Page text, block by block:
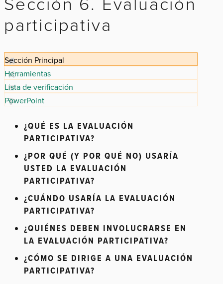
participativa
Sección Principal
Herramientas
Lista de verificación
PowerPoint
¿QUÉ ES LA EVALUACIÓN
PARTICIPATIVA?
¿POR QUÉ (Y POR QUÉ NO) USARÍA
USTED LA EVALUACIÓN
PARTICIPATIVA?
¿CUÁNDO USARÍA LA EVALUACIÓN
PARTICIPATIVA?
¿QUIÉNES DEBEN INVOLUCRARSE EN
LA EVALUACIÓN PARTICIPATIVA?
¿CÓMO SE DIRIGE A UNA EVALUACIÓN
PARTICIPATIVA?